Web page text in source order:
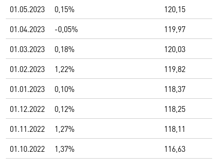
01.05.2023
0,15%
120,15
01.04.2023
-0,05%
119,97
01.03.2023
0,18%
120,03
01.02.2023
1,22%
119,82
01.01.2023
0,10%
118,37
01.12.2022
0,12%
118,25
01.11.2022
1,27%
118,11
01.10.2022
1,37%
116,63